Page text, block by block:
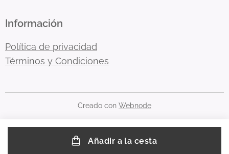
Añadir a la cesta
Información
Política de privacidad
Términos y Condiciones
Creado con Webnode